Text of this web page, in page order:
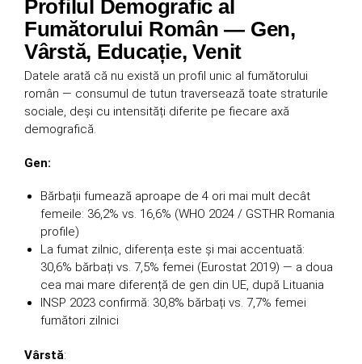
Profilul Demografic al
Fumătorului Român — Gen,
Vârstă, Educație, Venit
Datele arată că nu există un profil unic al fumătorului
român — consumul de tutun traversează toate straturile
sociale, deși cu intensități diferite pe fiecare axă
demografică.
Gen:
Bărbații fumează aproape de 4 ori mai mult decât
femeile: 36,2% vs. 16,6% (WHO 2024 / GSTHR Romania
profile)
La fumat zilnic, diferența este și mai accentuată:
30,6% bărbați vs. 7,5% femei (Eurostat 2019) — a doua
cea mai mare diferență de gen din UE, după Lituania
INSP 2023 confirmă: 30,8% bărbați vs. 7,7% femei
fumători zilnici
Vârstă: